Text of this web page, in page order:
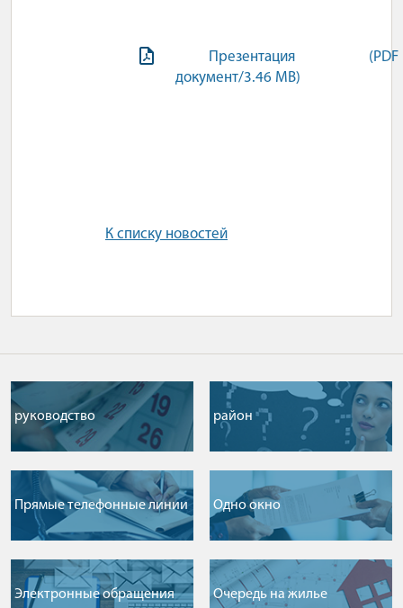
Презентация (PDF
документ/3.46 MB)
К списку новостей
руководство район
Прямые телефонные линии Одно окно
Электронные обращения Очередь на жилье